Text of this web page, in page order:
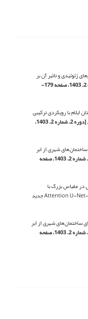
ژئوئیدی و تاثیر آن بر
[دوره 2، شماره 2، 1403، صفحه 179-
ایلام با رویکردی ترکیبی
[دوره 2، شماره 2، 1403،
شهری از ابر
[دوره 2، شماره 2، 1403، صفحه
مقیاس بزرگ با
ساختمان‌های شهری از ابر
[دوره 2، شماره 2، 1403، صفحه